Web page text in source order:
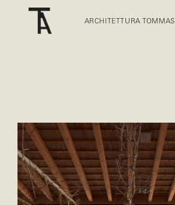
ARCHITETTURA TOMMASI